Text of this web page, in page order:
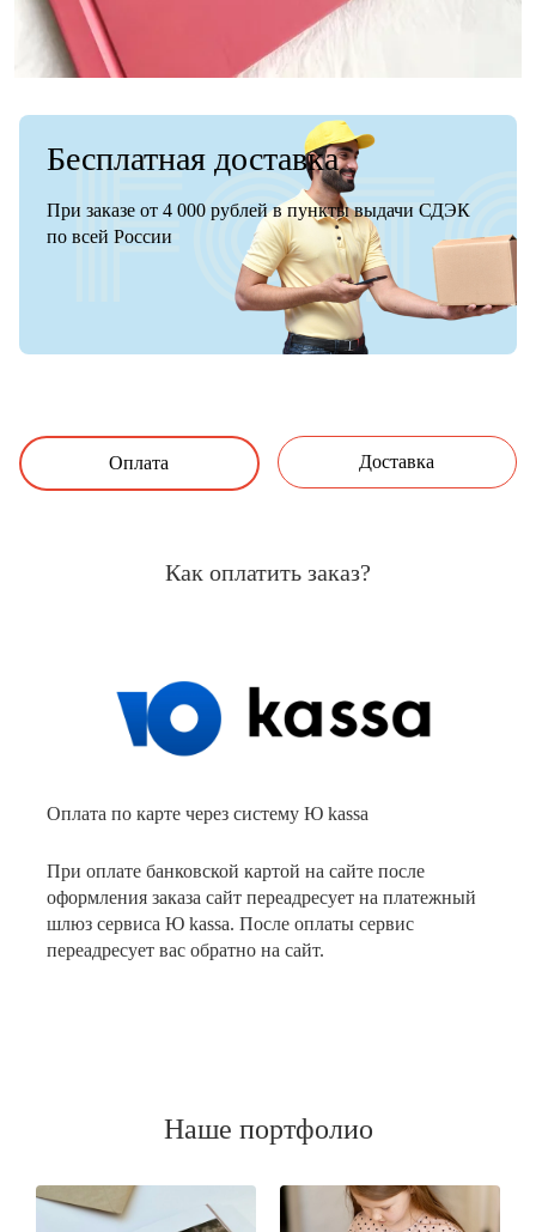
Бесплатная доставка
При заказе от 4 000 рублей в пункты выдачи СДЭК
по всей России
Оплата Доставка
Как оплатить заказ?
Оплата по карте через систему Ю kassa
При оплате банковской картой на сайте после
оформления заказа сайт переадресует на платежный
шлюз сервиса Ю kassa. После оплаты сервис
переадресует вас обратно на сайт.
Наше портфолио